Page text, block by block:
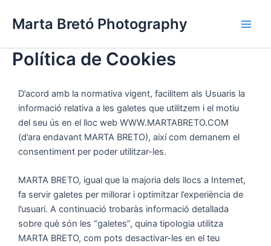
Marta Bretó Photography
Política de Cookies
D’acord amb la normativa vigent, facilitem als Usuaris la
informació relativa a les galetes que utilitzem i el motiu
del seu ús en el lloc web WWW.MARTABRETO.COM
(d’ara endavant MARTA BRETO), així com demanem el
consentiment per poder utilitzar-les.
MARTA BRETO, igual que la majoria dels llocs a Internet,
fa servir galetes per millorar i optimitzar l’experiència de
l’usuari. A continuació trobaràs informació detallada
sobre què són les “galetes”, quina tipologia utilitza
MARTA BRETO, com pots desactivar-les en el teu